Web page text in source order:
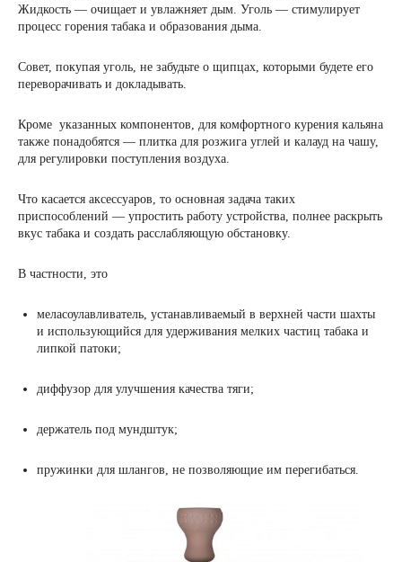
Жидкость — очищает и увлажняет дым. Уголь — стимулирует
процесс горения табака и образования дыма.
Совет, покупая уголь, не забудьте о щипцах, которыми будете его
переворачивать и докладывать.
Кроме указанных компонентов, для комфортного курения кальяна
также понадобятся — плитка для розжига углей и калауд на чашу,
для регулировки поступления воздуха.
Что касается аксессуаров, то основная задача таких
приспособлений — упростить работу устройства, полнее раскрыть
вкус табака и создать расслабляющую обстановку.
В частности, это
меласоулавливатель, устанавливаемый в верхней части шахты
и использующийся для удерживания мелких частиц табака и
липкой патоки;
диффузор для улучшения качества тяги;
держатель под мундштук;
пружинки для шлангов, не позволяющие им перегибаться.